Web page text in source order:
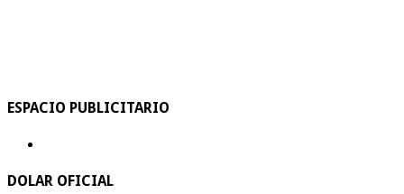
ESPACIO PUBLICITARIO
DOLAR OFICIAL